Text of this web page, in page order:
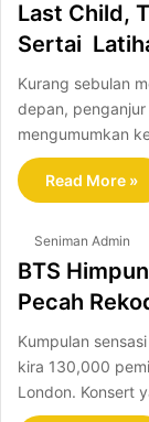
Last Child,
Sertai
Kurang sebulan
depan,
mengumumkan
Read More »
Seniman Admin
BTS
Pecah
Kumpulan
kira 130,000
London. Konsert